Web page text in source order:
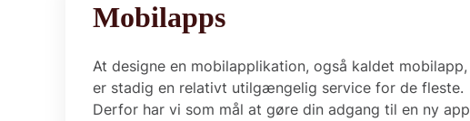
Mobilapps
At designe en mobilapplikation, også kaldet mobilapp,
er stadig en relativt utilgængelig service for de fleste.
Derfor har vi som mål at gøre din adgang til en ny app